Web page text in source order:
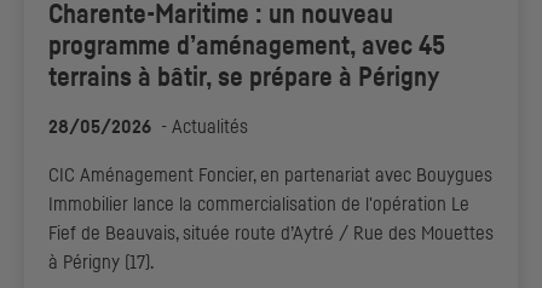
Charente-Maritime : un nouveau
programme d’aménagement, avec 45
terrains à bâtir, se prépare à Périgny
28/05/2026 - Actualités
CIC Aménagement Foncier, en partenariat avec Bouygues
Immobilier lance la commercialisation de l'opération Le
Fief de Beauvais, située route d’Aytré / Rue des Mouettes
à Périgny (17).